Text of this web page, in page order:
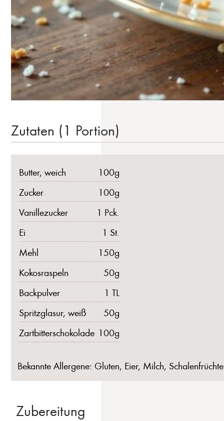
Zutaten (1 Portion)
Butter, weich
100g
Zucker
100g
Vanillezucker
1 Pck.
Ei
1 St.
Mehl
150g
Kokosraspeln
50g
Backpulver
1 TL
Spritzglasur, weiß
50g
Zartbitterschokolade 100g
Bekannte Allergene: Gluten, Eier, Milch, Schalenfrüchte
Zubereitung